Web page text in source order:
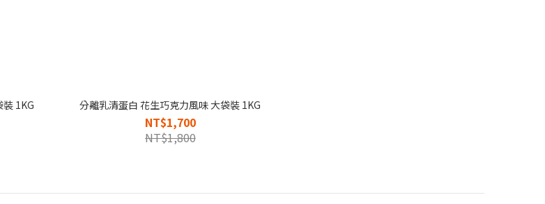
1KG 分離乳清蛋白 花生巧克力風味 大袋裝 1KG
NT$1,700
NT$1,800